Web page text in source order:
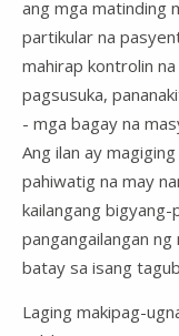
ang mga matinding
partikular na
mahirap kontrolin
pagsusuka,
- mga bagay na
Ang ilan ay
pahiwatig na may
kailangang
pangangailangan
batay sa isang
Laging makipag-